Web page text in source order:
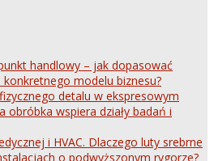
handlowy – jak dopasować
modelu biznesu?
detalu w ekspresowym
obróbka wspiera działy badań i
i HVAC. Dlaczego luty srebrne
o podwyższonym rygorze?